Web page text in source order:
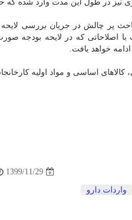
وارد شده که حدود ۴۰۳ تن به ارزش ۵۳ میلیون دلار
با اصلاحاتی که در لایحه بودجه
خواهد یافت.
اساسی و مواد اولیه
1399/11/29
واردات دارو